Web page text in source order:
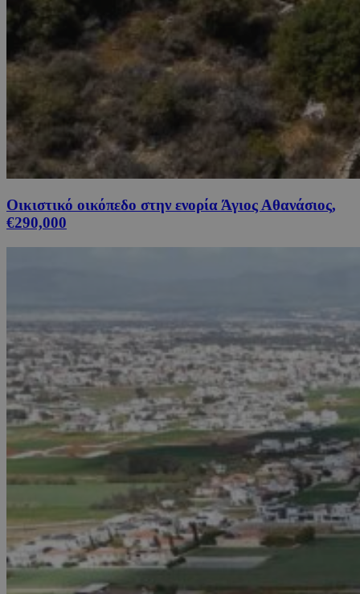
Οικιστικό οικόπεδο στην ενορία Άγιος Αθανάσιος,
€290,000